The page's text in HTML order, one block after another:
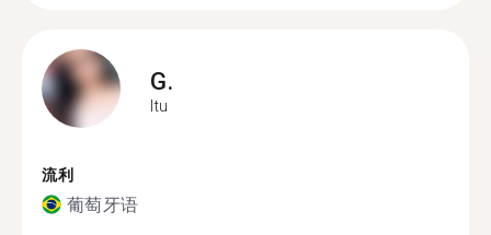
G.
Itu
流利
葡萄牙语